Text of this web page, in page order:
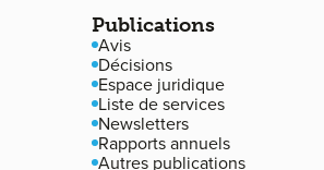
Publications
Avis
Décisions
Espace juridique
Liste de services
Newsletters
Rapports annuels
Autres publications